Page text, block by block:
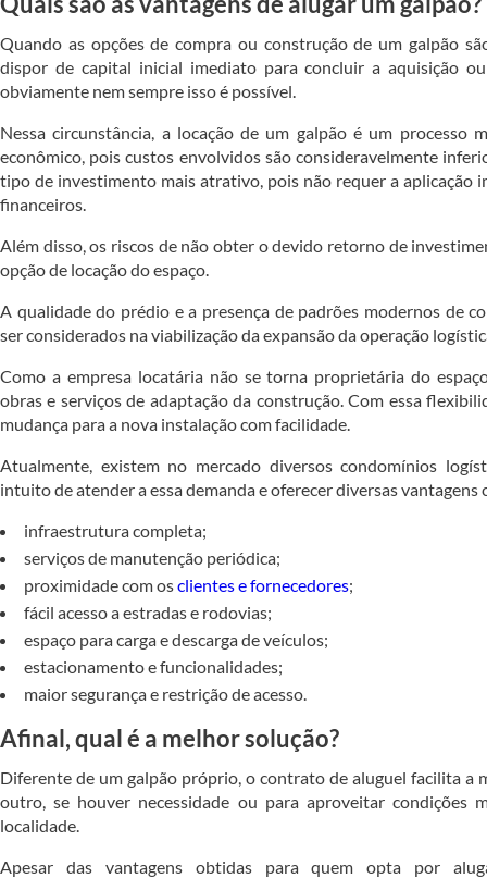
Quando as opções de compra ou construção de um galpão
dispor de capital inicial imediato para concluir a aquisição
obviamente nem sempre isso é possível.
Nessa circunstância, a locação de um galpão é um processo
econômico, pois custos envolvidos são consideravelmente
tipo de investimento mais atrativo, pois não requer a aplicação
financeiros.
Além disso, os riscos de não obter o devido retorno de
opção de locação do espaço.
A qualidade do prédio e a presença de padrões modernos de
ser considerados na viabilização da expansão da operação
Como a empresa locatária não se torna proprietária do
obras e serviços de adaptação da construção. Com essa
mudança para a nova instalação com facilidade.
Atualmente, existem no mercado diversos condomínios
intuito de atender a essa demanda e oferecer diversas vantagens
infraestrutura completa;
serviços de manutenção periódica;
proximidade com osclientes e fornecedores;
fácil acesso a estradas e rodovias;
espaço para carga e descarga de veículos;
estacionamento e funcionalidades;
maior segurança e restrição de acesso.
Afinal, qual é a melhor solução?
Diferente de um galpão próprio, o contrato de aluguel facilita a
outro, se houver necessidade ou para aproveitar condições
localidade.
Apesar das vantagens obtidas para quem opta por